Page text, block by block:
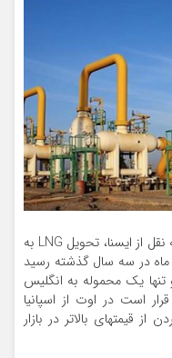
به نقل از ایسنا، تحویل LNG به
ماه در سه سال گذشته رسید
یک محموله به انگلیس
رسید. در این بین، شش محموله LNG قرار است در اوت از اسپانیا
از قیمتهای بالاتر در بازار